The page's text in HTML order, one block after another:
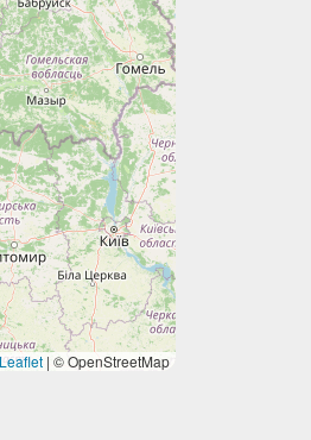
| © OpenStreetMap